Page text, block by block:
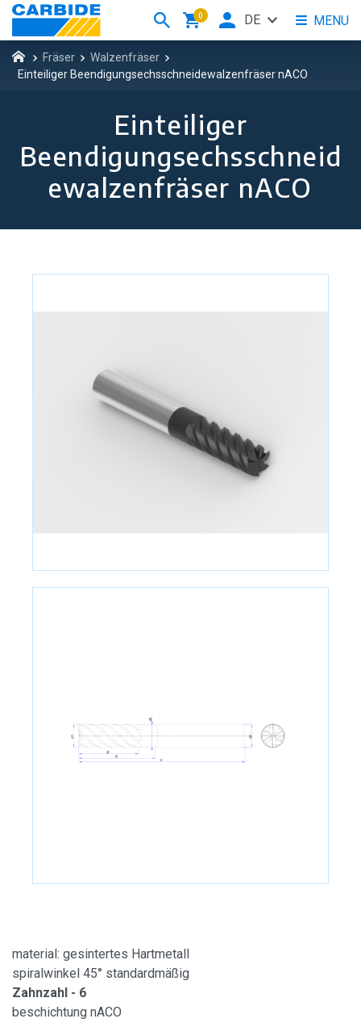
Fräser
Walzenfräser
Einteiliger Beendigungsechsschneidewalzenfräser nACO
Einteiliger
Beendigungsechsschneid
ewalzenfräser nACO
material: gesintertes Hartmetall
spiralwinkel 45° standardmäßig
Zahnzahl - 6
beschichtung nACO
0 MENU
DE